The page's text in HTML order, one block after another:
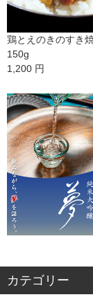
鶏とえのきのすき
150g
1,200 円
カテゴリー